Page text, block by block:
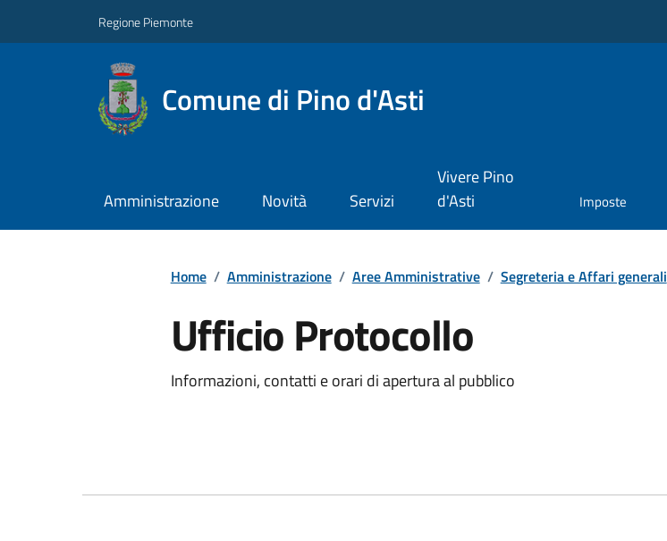
Regione Piemonte
Comune di Pino d'Asti
Amministrazione Novità Servizi
Vivere Pino
d'Asti
Imposte
Home / Amministrazione / Aree Amministrative / Segreteria e Affari generali
Ufficio Protocollo
Informazioni, contatti e orari di apertura al pubblico